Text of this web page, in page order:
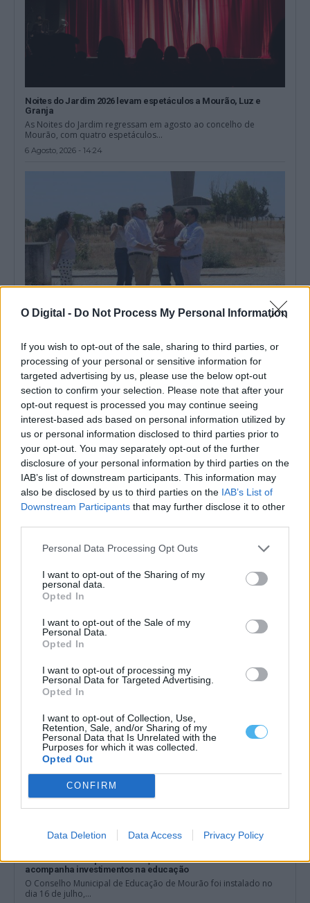
O Digital - Do Not Process My Personal Information
If you wish to opt-out of the sale, sharing to third parties, or
processing of your personal or sensitive information for
targeted advertising by us, please use the below opt-out
section to confirm your selection. Please note that after your
opt-out request is processed you may continue seeing
interest-based ads based on personal information utilized by
us or personal information disclosed to third parties prior to
your opt-out. You may separately opt-out of the further
disclosure of your personal information by third parties on the
IAB’s list of downstream participants. This information may
also be disclosed by us to third parties on the IAB’s List of
Downstream Participants that may further disclose it to other
Personal Data Processing Opt Outs
I want to opt-out of the Sharing of my
personal data.
Opted In
I want to opt-out of the Sale of my
Personal Data.
Opted In
I want to opt-out of processing my
Personal Data for Targeted Advertising.
Opted In
I want to opt-out of Collection, Use,
Retention, Sale, and/or Sharing of my
Personal Data that Is Unrelated with the
Purposes for which it was collected.
Opted Out
CONFIRM
Data Deletion Data Access Privacy Policy
Noites do Jardim 2026 levam espetáculos a Mourão, Luz e
Granja
As Noites do Jardim regressam em agosto ao concelho de
Mourão, com quatro espetáculos...
6 Agosto, 2026 - 14:24
Câmara de Mourão e EDIA avançam com calcetamento de rua
na Aldeia da Luz, inacabada há 26 anos
A Câmara de Mourão e a Empresa de Desenvolvimento e
Infraestruturas do Alqueva (EDIA)...
28 Julho, 2026 - 20:30
A Câmara Municipal de Mourão assinou dois protocolos de
colaboração com grupos corais da...
Conselho Municipal de Educação é instalado em Mourão e
acompanha investimentos na educação
O Conselho Municipal de Educação de Mourão foi instalado no
dia 16 de julho,...